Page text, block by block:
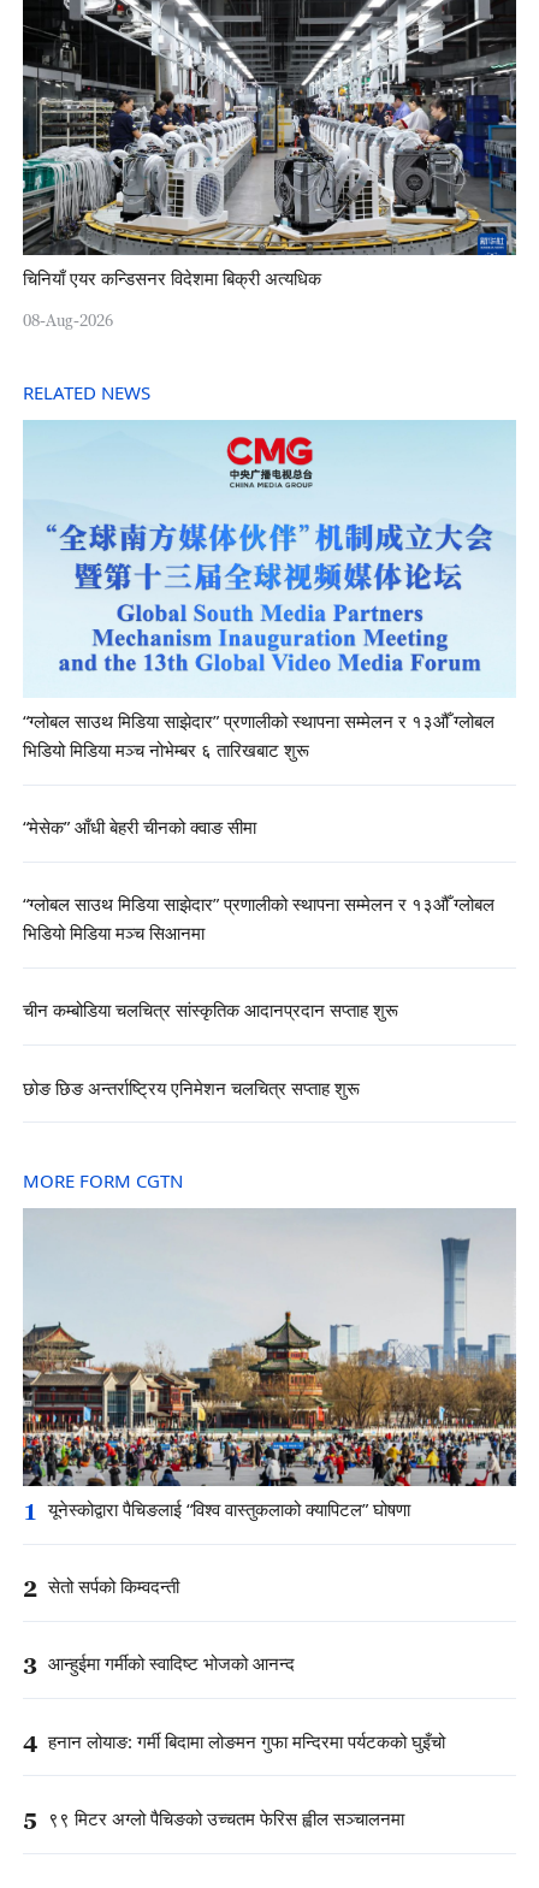
चिनियाँ एयर कन्डिसनर विदेशमा बिक्री अत्यधिक
08-Aug-2026
RELATED NEWS
“ग्लोबल साउथ मिडिया साझेदार” प्रणालीको स्थापना सम्मेलन र १३औँ ग्लोबल
भिडियो मिडिया मञ्च नोभेम्बर ६ तारिखबाट शुरू
“मेसेक” आँधी बेहरी चीनको क्वाङ सीमा
“ग्लोबल साउथ मिडिया साझेदार” प्रणालीको स्थापना सम्मेलन र १३औँ ग्लोबल
भिडियो मिडिया मञ्च सिआनमा
चीन कम्बोडिया चलचित्र सांस्कृतिक आदानप्रदान सप्ताह शुरू
छोङ छिङ अन्तर्राष्ट्रिय एनिमेशन चलचित्र सप्ताह शुरू
MORE FORM CGTN
1 यूनेस्कोद्वारा पैचिङलाई “विश्व वास्तुकलाको क्यापिटल” घोषणा
2 सेतो सर्पको किम्वदन्ती
3 आन्हुईमा गर्मीको स्वादिष्ट भोजको आनन्द
4 हनान लोयाङ: गर्मी बिदामा लोङमन गुफा मन्दिरमा पर्यटकको घुइँचो
5 ९९ मिटर अग्लो पैचिङको उच्चतम फेरिस ह्वील सञ्चालनमा